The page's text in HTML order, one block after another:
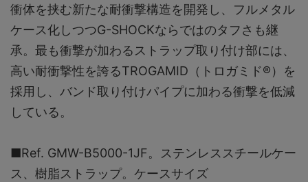
衝体を挟む新たな耐衝撃構造を開発し、フルメタル
ケース化しつつG-SHOCKならではのタフさも継
承。最も衝撃が加わるストラップ取り付け部には、
高い耐衝撃性を誇るTROGAMID（トロガミド®）を
採用し、バンド取り付けパイプに加わる衝撃を低減
している。
■Ref. GMW-B5000-1JF。ステンレススチールケー
ス、樹脂ストラップ。ケースサイズ